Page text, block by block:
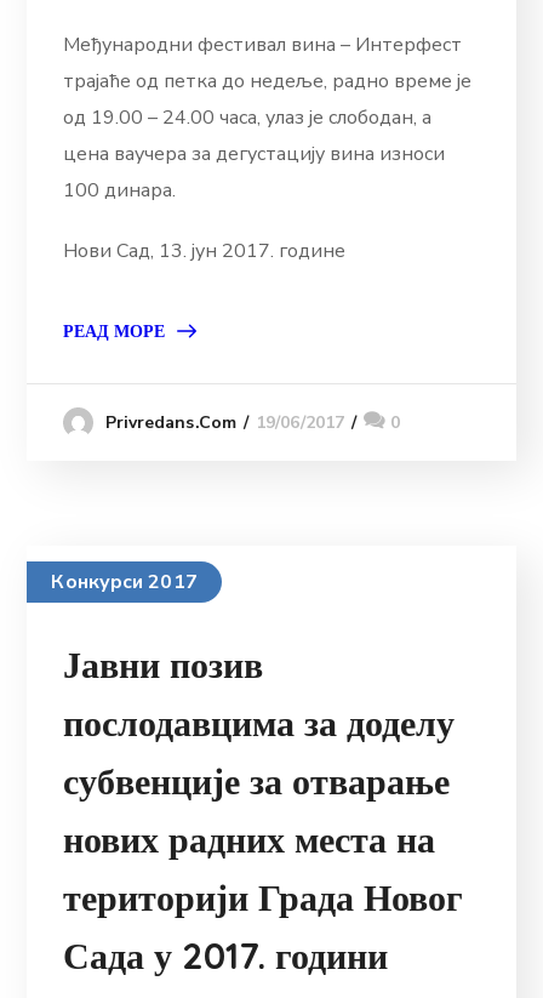
Међународни фестивал вина – Интерфест
трајаће од петка до недеље, радно време је
од 19.00 – 24.00 часа, улаз је слободан, а
цена ваучера за дегустацију вина износи
100 динара.
Нови Сад, 13. јун 2017. године
РЕАД МОРЕ
Privredans.com 19/06/2017 0
Конкурси 2017
Јавни позив
послодавцима за доделу
субвенције за отварање
нових радних места на
територији Града Новог
Сада у 2017. години